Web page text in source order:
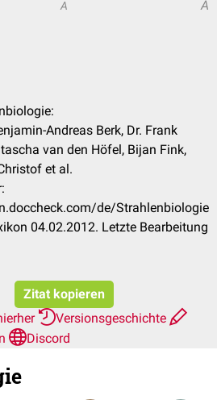
A A
Andreas Berk, Dr. Frank
van den Höfel, Bijan Fink,
et al.
de/Strahlenbiologie
04.02.2012. Letzte Bearbeitung
Zitat kopieren
Versionsgeschichte
Discord